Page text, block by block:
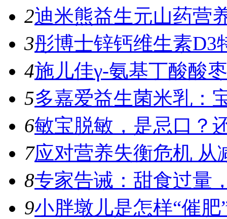
2迪米熊益生元山药营
3彤博士锌钙维生素
4施儿佳γ-氨基丁酸酸
5多嘉爱益生菌米乳：
6敏宝脱敏，是忌口？
7应对营养失衡危机 从
8专家告诫：甜食过量
9小胖墩儿是怎样“催